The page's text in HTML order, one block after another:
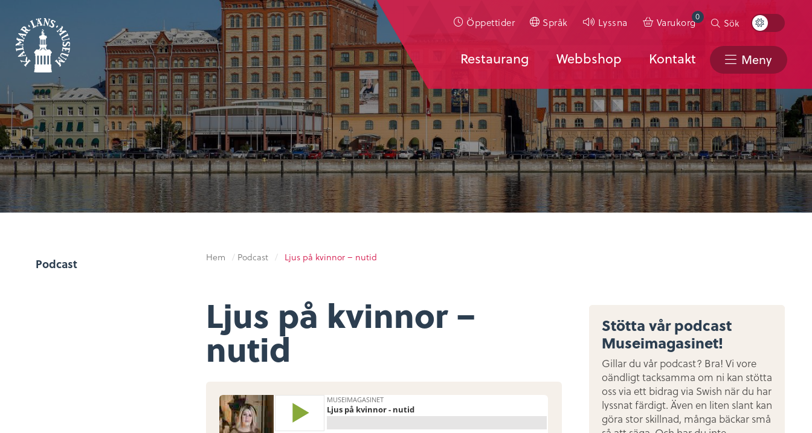
Öppettider Språk Lyssna Varukorg0
Sök
Toggle
Color
Scheme
Restaurang Webbshop Kontakt Meny
Podcast Hem / Podcast / Ljus på kvinnor – nutid
Ljus på kvinnor –
nutid
Stötta vår podcast
Museimagasinet!
Gillar du vår podcast? Bra! Vi vore
oändligt tacksamma om ni kan stötta
oss via ett bidrag via Swish när du har
lyssnat färdigt. Även en liten slant kan
göra stor skillnad, många bäckar små